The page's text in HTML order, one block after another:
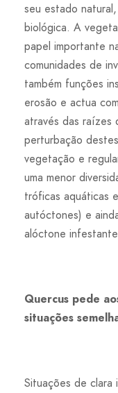
seu estado
biológica. A
papel importante
comunidades de
também funções
erosão e actua
através das raízes
perturbação
vegetação e
uma menor
tróficas aquáticas
autóctones) e
alóctone
Quercus pede
situações
Situações de clara